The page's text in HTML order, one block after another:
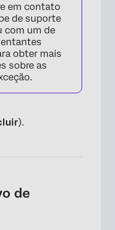
em contato
de suporte
com um de
obter mais
sobre as
).
de